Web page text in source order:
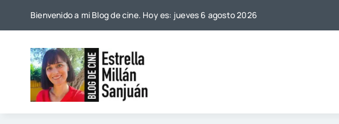
Bienvenido a mi Blog de cine. Hoy es: jueves 6 agosto 2026